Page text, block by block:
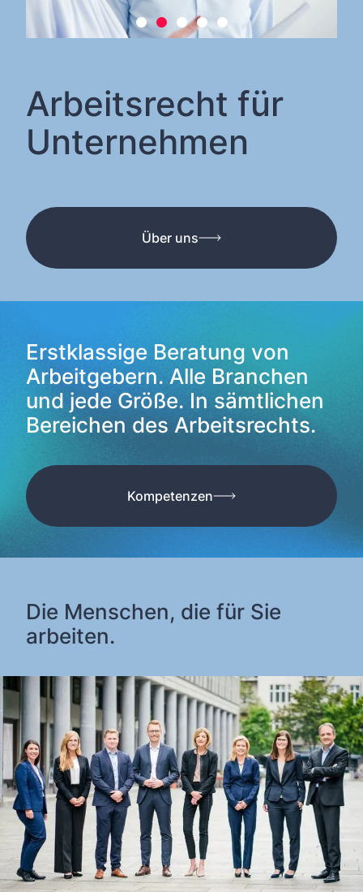
Arbeitsrecht für
Unternehmen
Über uns
Erstklassige Beratung von
Arbeitgebern. Alle Branchen
und jede Größe. In sämtlichen
Bereichen des Arbeitsrechts.
Kompetenzen
Die Menschen, die für Sie
arbeiten.